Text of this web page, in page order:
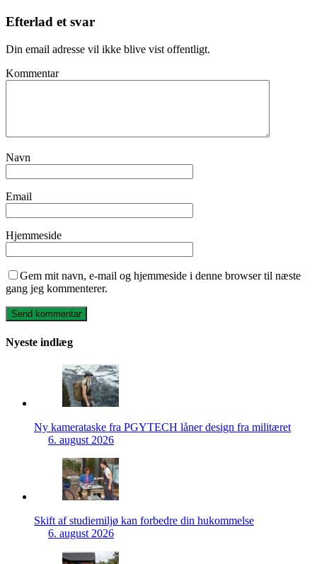
Efterlad et svar
Din email adresse vil ikke blive vist offentligt.
Kommentar
Navn
Email
Hjemmeside
Gem mit navn, e-mail og hjemmeside i denne browser til næste
gang jeg kommenterer.
Nyeste indlæg
Ny kamerataske fra PGYTECH låner design fra militæret
6. august 2026
Skift af studiemiljø kan forbedre din hukommelse
6. august 2026